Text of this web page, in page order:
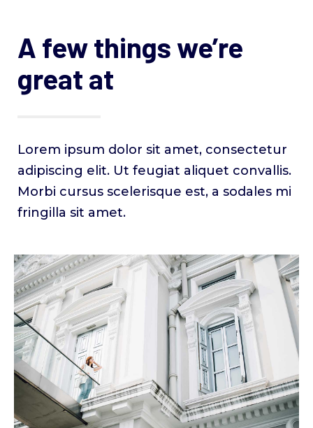
A few things we’re
great at
Lorem ipsum dolor sit amet, consectetur
adipiscing elit. Ut feugiat aliquet convallis.
Morbi cursus scelerisque est, a sodales mi
fringilla sit amet.